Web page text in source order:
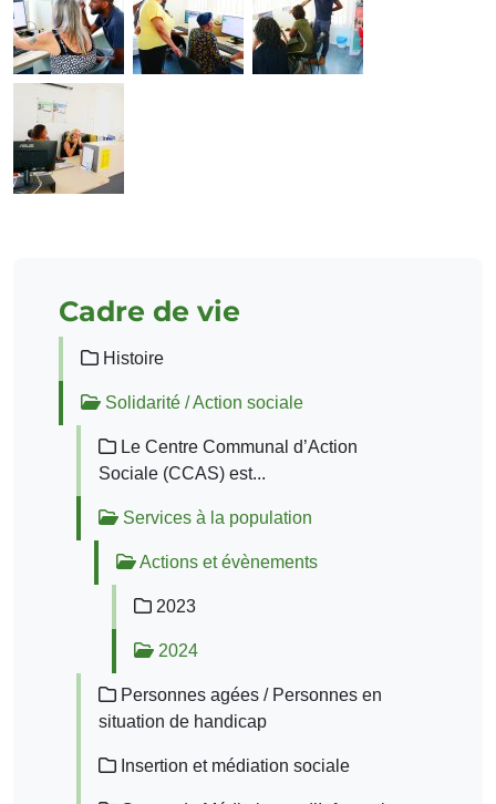
Cadre de vie
Histoire
Solidarité / Action sociale
Le Centre Communal d’Action
Sociale (CCAS) est...
Services à la population
Actions et évènements
2023
2024
Personnes agées / Personnes en
situation de handicap
Insertion et médiation sociale